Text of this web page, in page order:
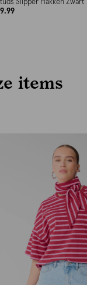
Slipper Hakken Zwart
items